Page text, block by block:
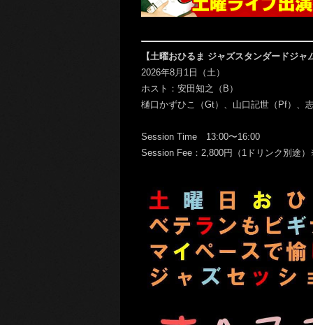
【土曜おひるま ジャズスタンダードジャ
2026年8月1日（土）
ホスト：安田知之（B）
樋口かずひこ（Gt）、山口記世（Pf）、
Session Time 13:00〜16:00
Session Fee：2,800円（1ドリンク別途